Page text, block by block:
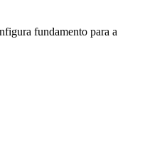
fundamento para a